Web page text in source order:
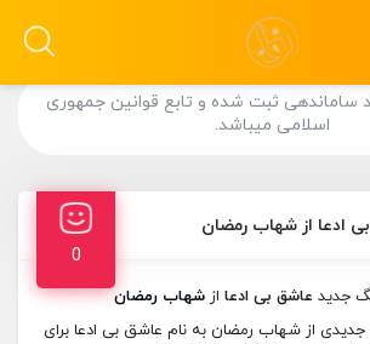
ساماندهی ثبت شده و تابع قوانین جمهوری
اسلامی میباشد.
ادعا از شهاب رمضان
0
جدید عاشق بی ادعا از شهاب رمضان
از شهاب رمضان به نام عاشق بی ادعا برای